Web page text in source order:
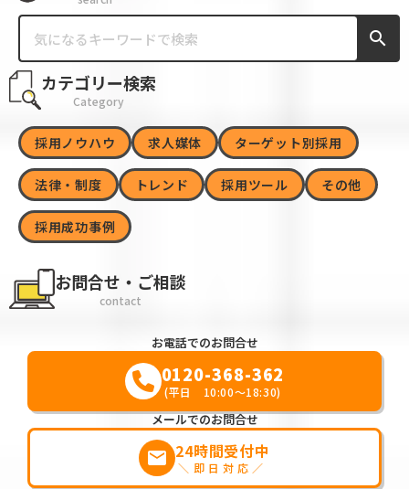
search
カテゴリー検索
Category
採用ノウハウ 求人媒体 ターゲット別採用
法律・制度 トレンド 採用ツール その他
採用成功事例
お問合せ・ご相談
contact
お電話でのお問合せ
0120-368-362
(平日 10:00～18:30)
メールでのお問合せ
markunread 24時間受付中
＼即日対応／